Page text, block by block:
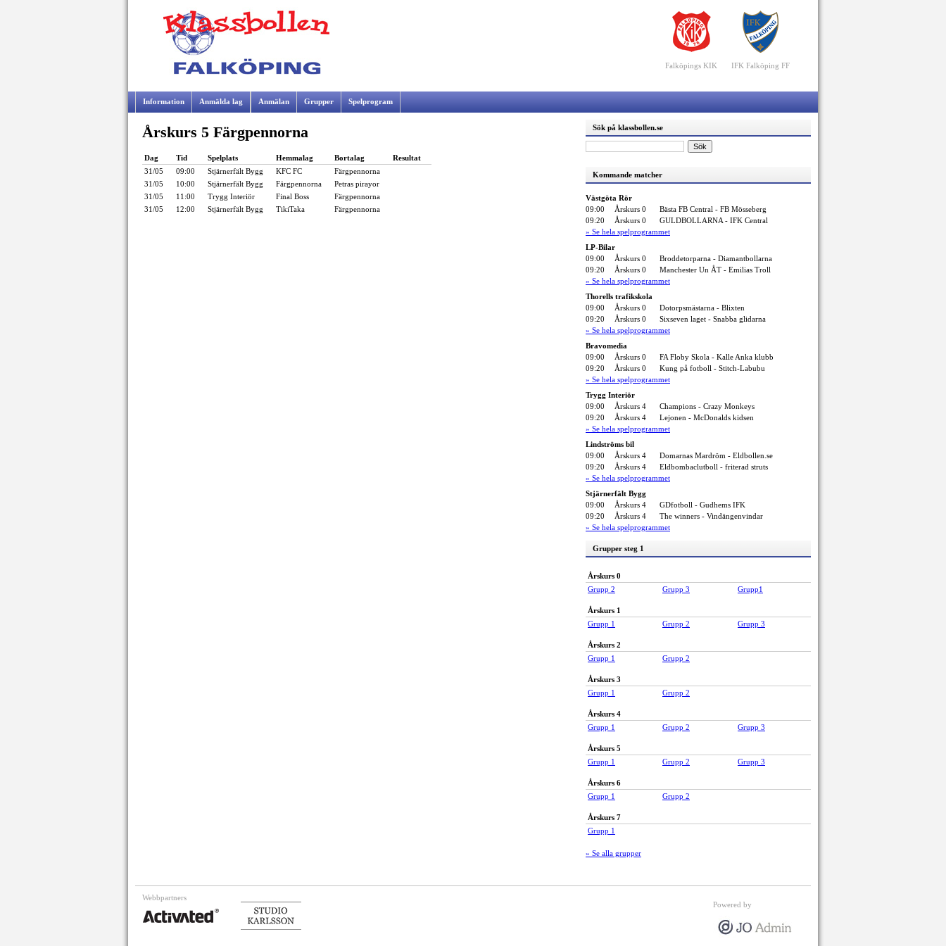
Falköpings KIK IFK Falköping FF
Information Anmälda lag Anmälan Grupper Spelprogram
Samarbetspartners
Årskurs 5 Färgpennorna
Dag Tid Spelplats Hemmalag Bortalag
Resultat
31/05
09:00 Stjärnerfält Bygg KFC FC
Färgpennorna
31/05
10:00 Stjärnerfält Bygg Färgpennorna
Petras pirayor
31/05
11:00 Trygg Interiör Final Boss
Färgpennorna
31/05
12:00 Stjärnerfält Bygg TikiTaka Färgpennorna
Sök på klassbollen.se
Kommande matcher
Västgöta Rör
09:00
Årskurs 0
Bästa FB Central - FB Mösseberg
09:20
Årskurs 0
GULDBOLLARNA - IFK Central
» Se hela spelprogrammet
LP-Bilar
09:00
Årskurs 0
Broddetorparna - Diamantbollarna
09:20
Årskurs 0
Manchester Un ÅT - Emilias Troll
» Se hela spelprogrammet
Thorells trafikskola
09:00
Årskurs 0
Dotorpsmästarna - Blixten
09:20
Årskurs 0
Sixseven laget - Snabba glidarna
» Se hela spelprogrammet
Bravomedia
09:00
Årskurs 0
FA Floby Skola - Kalle Anka klubb
09:20
Årskurs 0
Kung på fotboll - Stitch-Labubu
» Se hela spelprogrammet
Trygg Interiör
09:00
Årskurs 4
Champions - Crazy Monkeys
09:20
Årskurs 4
Lejonen - McDonalds kidsen
» Se hela spelprogrammet
Lindströms bil
09:00
Årskurs 4
Domarnas Mardröm - Eldbollen.se
09:20
Årskurs 4
Eldbombaclutboll - friterad struts
» Se hela spelprogrammet
Stjärnerfält Bygg
09:00
Årskurs 4
GDfotboll - Gudhems IFK
09:20
Årskurs 4
The winners - Vindängenvindar
» Se hela spelprogrammet
Grupper steg 1
Årskurs 0
Grupp 2
Grupp 3 Grupp1
Årskurs 1
Grupp 1
Grupp 2 Grupp 3
Årskurs 2
Grupp 1
Grupp 2
Årskurs 3
Grupp 1
Grupp 2
Årskurs 4
Grupp 1
Grupp 2 Grupp 3
Årskurs 5
Grupp 1
Grupp 2 Grupp 3
Årskurs 6
Grupp 1
Grupp 2
Årskurs 7
Grupp 1
» Se alla grupper
Webbpartners
Powered by